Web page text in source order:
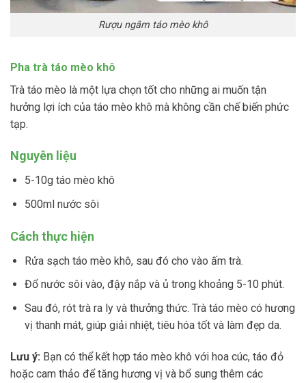
Rượu ngâm táo mèo khô
Pha trà táo mèo khô
Trà táo mèo là một lựa chọn tốt cho những ai muốn tận
hưởng lợi ích của táo mèo khô mà không cần chế biến phức
tạp.
Nguyên liệu
5-10g táo mèo khô
500ml nước sôi
Cách thực hiện
Rửa sạch táo mèo khô, sau đó cho vào ấm trà.
Đổ nước sôi vào, đậy nắp và ủ trong khoảng 5-10 phút.
Sau đó, rót trà ra ly và thưởng thức. Trà táo mèo có hương
vị thanh mát, giúp giải nhiệt, tiêu hóa tốt và làm đẹp da.
Lưu ý: Bạn có thể kết hợp táo mèo khô với hoa cúc, táo đỏ
hoặc cam thảo để tăng hương vị và bổ sung thêm các